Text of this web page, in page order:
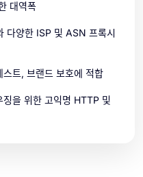
대역폭
다양한 ISP 및 ASN 프록시
트, 브랜드 보호에 적합
징을 위한 고익명 HTTP 및